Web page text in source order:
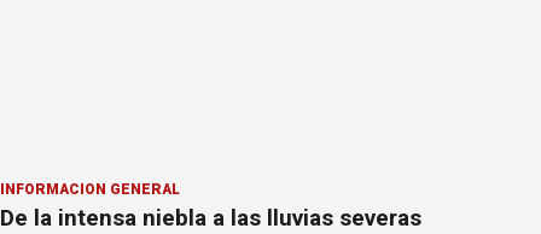
INFORMACION GENERAL
De la intensa niebla a las lluvias severas